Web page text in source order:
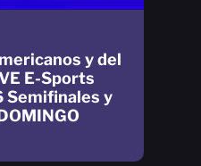
y del
E-Sports
y